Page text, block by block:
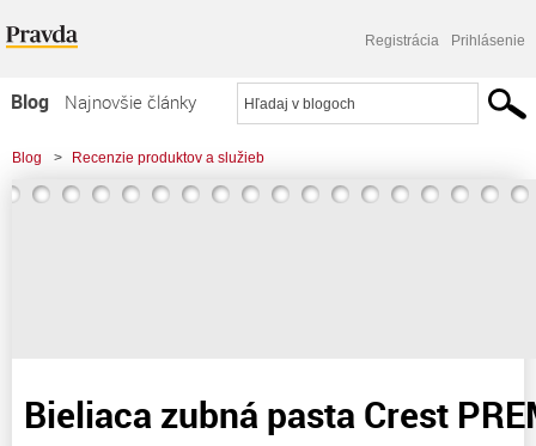
Registrácia Prihlásenie
Blog
Najnovšie články
Najčítanejšie články
Najkomentovanejšie články
Blog > Recenzie produktov a služieb
> Bieliaca zubná pasta Crest PREMIUM Plus Sensitive
Bieliaca zubná pasta Crest